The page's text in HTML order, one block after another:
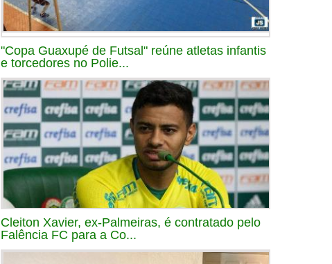
"Copa Guaxupé de Futsal" reúne atletas infantis
e torcedores no Polie...
Cleiton Xavier, ex-Palmeiras, é contratado pelo
Falência FC para a Co...